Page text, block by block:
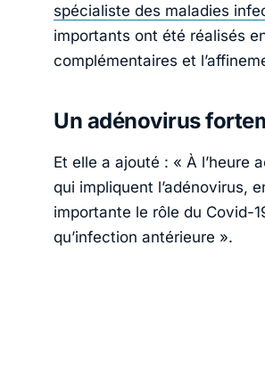
spécialiste des maladies
importants ont été réalisés
complémentaires et
Un adénovirus
Et elle a ajouté : « À l’heure
qui impliquent l’adénovirus,
importante le rôle du Covid-
qu’infection antérieure ».